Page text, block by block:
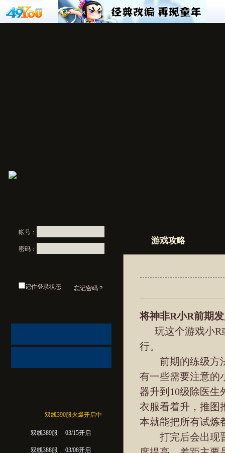
帐号：
密码：
记住登录状态 忘记密码？
双线390服火爆开启中
双线389服 03/15开启
双线388服 03/08开启
游戏攻略
将神非R小R前期
玩这个游戏小R
行。
前期的练级方法
有一些需要注意的
器升到10级除医生
衣服看着升，推图
本就能把所有试炼
打完后会出现晋